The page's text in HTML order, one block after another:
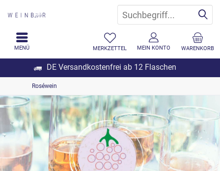
DE Versandkostenfrei ab 12 Flaschen
WARENKORB
MERKZETTEL MEIN KONTO
MENÜ
Roséwein